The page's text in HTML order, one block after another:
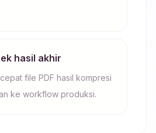
hasil akhir
file PDF hasil kompresi
ke workflow produksi.